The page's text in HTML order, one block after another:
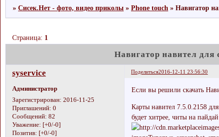
»Сисек.Нет - фото, видео приколы »Phone touch »Навигатор
Навигатор навител для
Страница: 1
Поделиться2016-12-11 23:56:30
syservice
Администратор
Зарегистрирован: 2016-11-25
Приглашений: 0
Сообщений: 82
Уважение: [+0/-0]
Позитив: [+0/-0]
Если вы решили скачать
Карты навител 7.5.0.2158
будет хитрее, читы на